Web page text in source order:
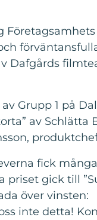
Dafgårds
Grupp 1 på
av
fick
priset gick till
över vinsten:
inte detta!